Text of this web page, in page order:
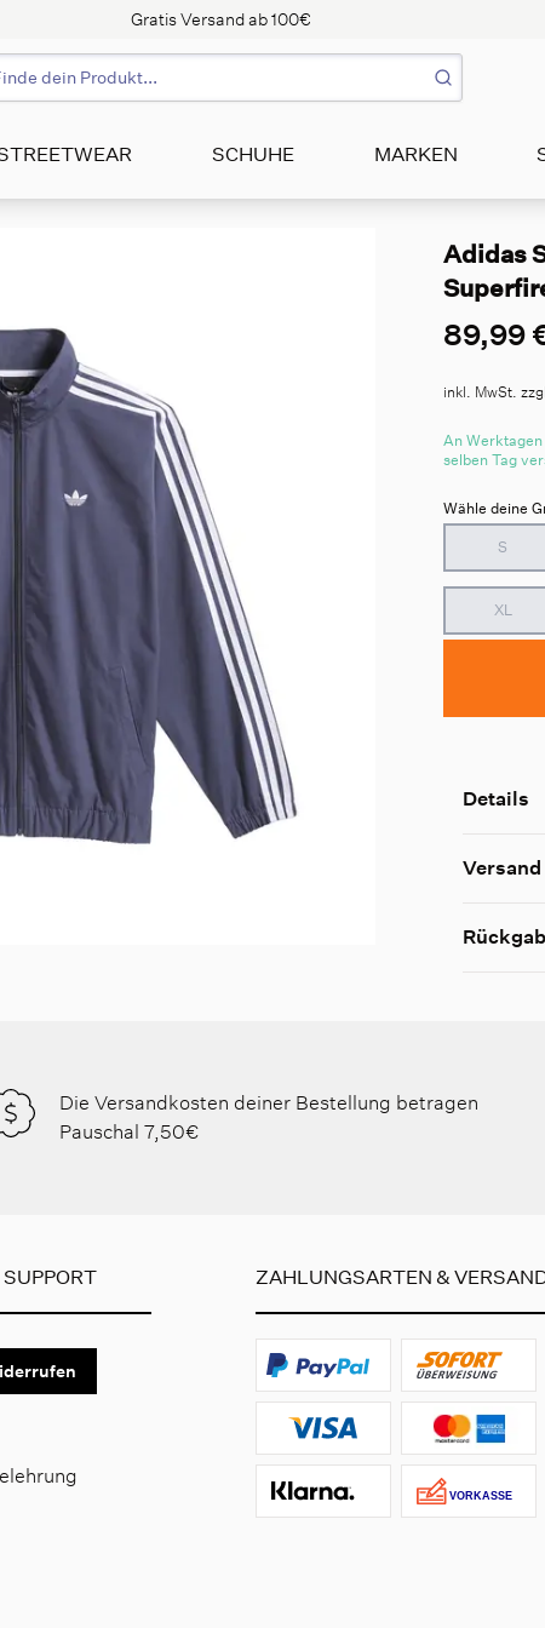
Gratis Versand ab 100€
SCHUHE MARKEN
Adidas
89,99
inkl. MwSt.
An Werktagen
selben Tag
Wähle deine
S
XL
Details
Versand
Die Versandkosten deiner Bestellung betragen
Pauschal 7,50€
SUPPORT ZAHLUNGSARTEN &